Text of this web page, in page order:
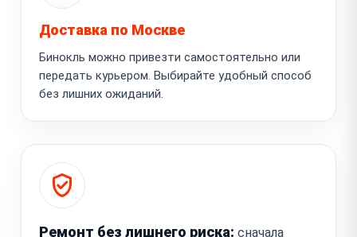
Доставка по Москве
Бинокль можно привезти самостоятельно или
передать курьером. Выбирайте удобный способ
без лишних ожиданий.
Ремонт без лишнего риска: сначала